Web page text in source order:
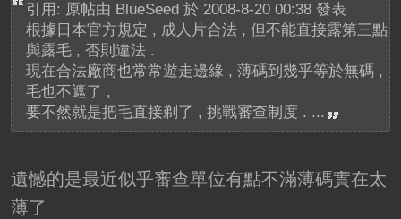
引用: 原帖由 BlueSeed於 2008-8-20 00:38 發表
根據日本官方規定 , 成人片合法 , 但不能直接露第三點
與露毛 , 否則違法 .
現在合法廠商也常常遊走邊緣 , 薄碼到幾乎等於無碼 ,
毛也不遮了 ,
要不然就是把毛直接剃了 , 挑戰審查制度 . ...
遺憾的是最近似乎審查單位有點不滿薄碼實在太
薄了